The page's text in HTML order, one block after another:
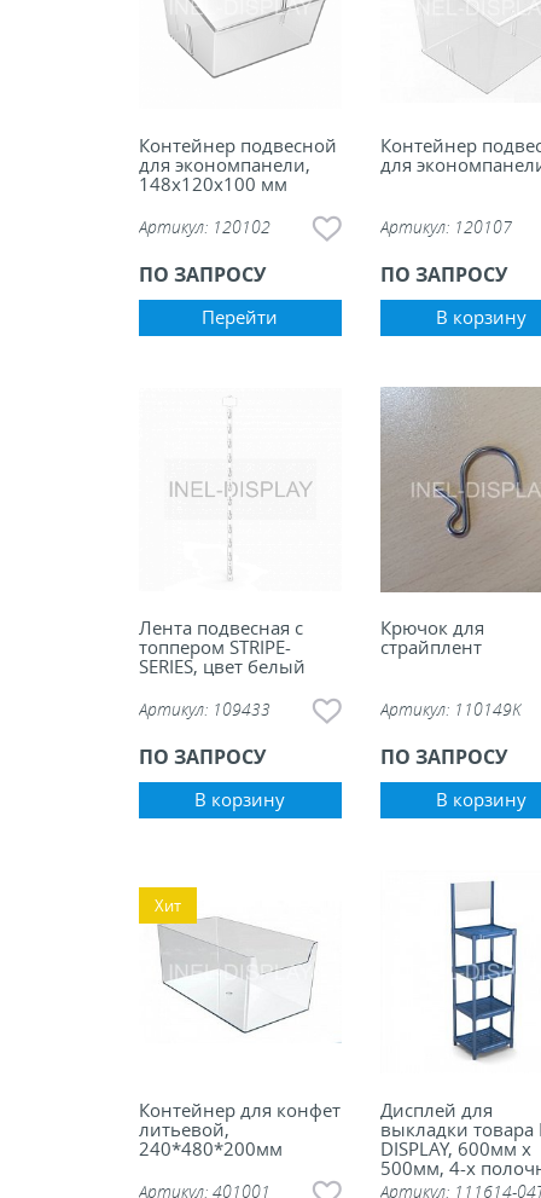
Контейнер подвесной
для экономпанели,
148х120х100 мм
Артикул: 120102
ПО ЗАПРОСУ
Перейти
Контейнер
для
Артикул: 120107
ПО ЗАПРОСУ
В корзину
Лента подвесная с
топпером STRIPE-
SERIES, цвет белый
Артикул: 109433
ПО ЗАПРОСУ
В корзину
Крючок для
страйплент
Артикул: 110149K
ПО ЗАПРОСУ
В корзину
Хит
Контейнер для конфет
литьевой,
240*480*200мм
Артикул: 401001
Дисплей для
выкладки товара
DISPLAY, 600мм х
500мм, 4-х
с топером
Артикул: 111614-